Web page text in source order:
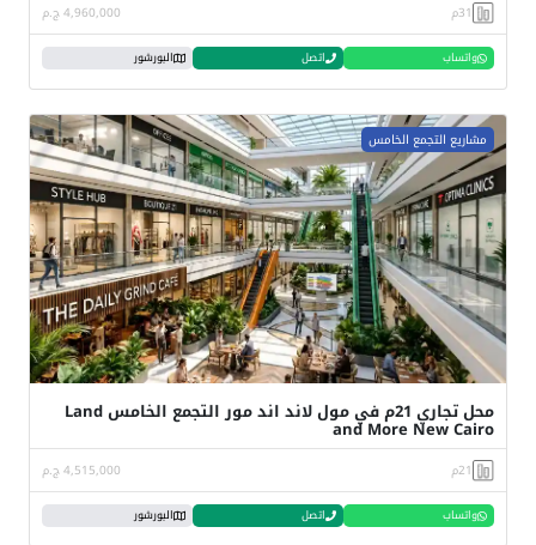
31م 4,960,000 ج.م
واتساب اتصل البورشور
مشاريع التجمع الخامس
محل تجاري 21م في مول لاند اند مور التجمع الخامس Land
and More New Cairo
21م 4,515,000 ج.م
واتساب اتصل البورشور